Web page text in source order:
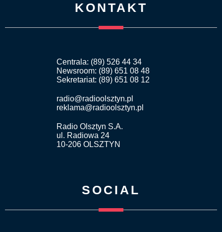
KONTAKT
Centrala: (89) 526 44 34
Newsroom: (89) 651 08 48
Sekretariat: (89) 651 08 12
radio@radioolsztyn.pl
reklama@radioolsztyn.pl
Radio Olsztyn S.A.
ul. Radiowa 24
10-206 OLSZTYN
SOCIAL